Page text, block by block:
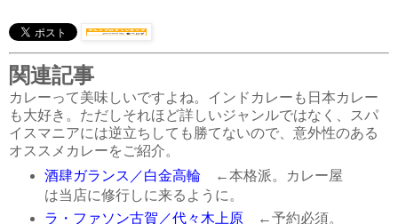
関連記事
カレーって美味しいですよね。インドカレーも日本カレー
も大好き。ただしそれほど詳しいジャンルではなく、スパ
イスマニアには逆立ちしても勝てないので、意外性のある
オススメカレーをご紹介。
酒肆ガランス／白金高輪←本格派。カレー屋
は当店に修行しに来るように。
ラ・ファソン古賀／代々木上原←予約必須。